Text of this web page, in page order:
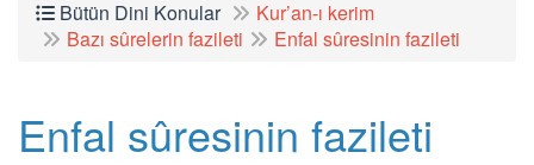
Bütün Dini Konular
Kur’an-ı kerim
Bazı sûrelerin fazileti
Enfal sûresinin fazileti
Enfal sûresinin fazileti